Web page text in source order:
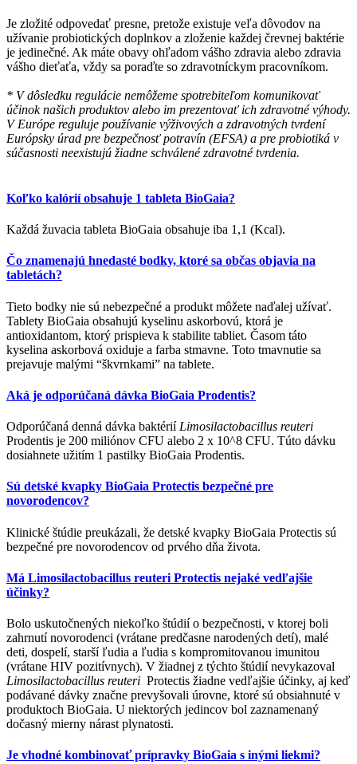
Je zložité odpovedať presne, pretože existuje veľa dôvodov na
užívanie probiotických doplnkov a zloženie každej črevnej baktérie
je jedinečné. Ak máte obavy ohľadom vášho zdravia alebo zdravia
vášho dieťaťa, vždy sa poraďte so zdravotníckym pracovníkom.
* V dôsledku regulácie nemôžeme spotrebiteľom komunikovať
účinok našich produktov alebo im prezentovať ich zdravotné výhody.
V Európe reguluje používanie výživových a zdravotných tvrdení
Európsky úrad pre bezpečnosť potravín (EFSA) a pre probiotiká v
súčasnosti neexistujú žiadne schválené zdravotné tvrdenia.
Koľko kalórií obsahuje 1 tableta BioGaia?
Každá žuvacia tableta BioGaia obsahuje iba 1,1 (Kcal).
Čo znamenajú hnedasté bodky, ktoré sa občas objavia na
tabletách?
Tieto bodky nie sú nebezpečné a produkt môžete naďalej užívať.
Tablety BioGaia obsahujú kyselinu askorbovú, ktorá je
antioxidantom, ktorý prispieva k stabilite tabliet. Časom táto
kyselina askorbová oxiduje a farba stmavne. Toto tmavnutie sa
prejavuje malými “škvrnkami” na tablete.
Aká je odporúčaná dávka BioGaia Prodentis?
Odporúčaná denná dávka baktérií Limosilactobacillus reuteri
Prodentis je 200 miliónov CFU alebo 2 x 10^8 CFU. Túto dávku
dosiahnete užitím 1 pastilky BioGaia Prodentis.
Sú detské kvapky BioGaia Protectis bezpečné pre
novorodencov?
Klinické štúdie preukázali, že detské kvapky BioGaia Protectis sú
bezpečné pre novorodencov od prvého dňa života.
Má Limosilactobacillus reuteri Protectis nejaké vedľajšie
účinky?
Bolo uskutočnených niekoľko štúdií o bezpečnosti, v ktorej boli
zahrnutí novorodenci (vrátane predčasne narodených detí), malé
deti, dospelí, starší ľudia a ľudia s kompromitovanou imunitou
(vrátane HIV pozitívnych). V žiadnej z týchto štúdií nevykazoval
Limosilactobacillus reuteri Protectis žiadne vedľajšie účinky, aj keď
podávané dávky značne prevyšovali úrovne, ktoré sú obsiahnuté v
produktoch BioGaia. U niektorých jedincov bol zaznamenaný
dočasný mierny nárast plynatosti.
Je vhodné kombinovať prípravky BioGaia s inými liekmi?